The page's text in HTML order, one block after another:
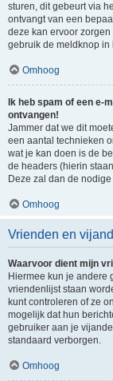
sturen, dit gebeurt via
ontvangt van een
deze kan ervoor
gebruik de meldknop in
Omhoog
Ik heb spam of een e-
ontvangen!
Jammer dat we dit
een aantal technieken
wat je kan doen is de
de headers (hierin
Deze zal dan de
Omhoog
Vrienden en
Waarvoor dient mijn
Hiermee kun je andere
vriendenlijst staan
kunt controleren of ze
mogelijk dat hun
gebruiker aan je
standaard verborgen.
Omhoog